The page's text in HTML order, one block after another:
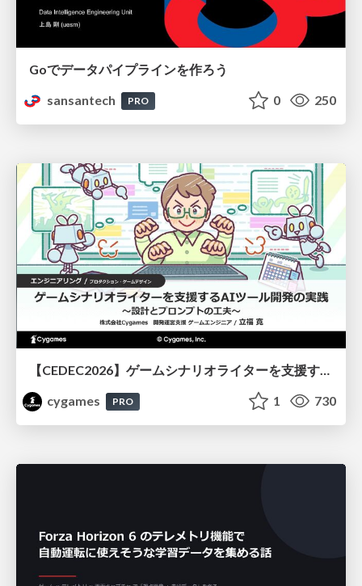
Goでデータパイプラインを作ろう
sansantech
PRO 0 250
【CEDEC2026】ゲームシナリオライターを支援するAIツール開発の実践 ― 設計とプロンプトの工夫 ―
cygames
PRO 1 730